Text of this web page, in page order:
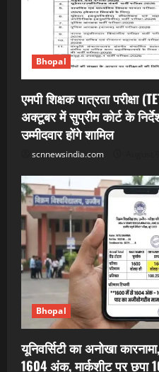
Bhopal
एमपी शिक्षक पात्रता परीक्षा
अक्टूबर में सुप्रीम कोर्ट के
उम्मीदवार होंगे शामिल
scnnewsindia.com
Bhopal
यूनिवर्सिटी का अनोखा
1604 अंक, मार्कशीट पर छपा